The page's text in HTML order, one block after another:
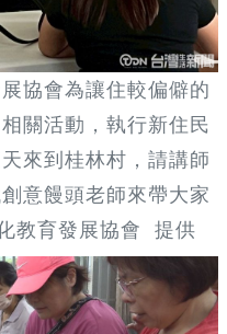
協會為讓住較偏僻的
關活動，執行新住民
來到桂林村，請講師
意饅頭老師來帶大家
教育發展協會 提供